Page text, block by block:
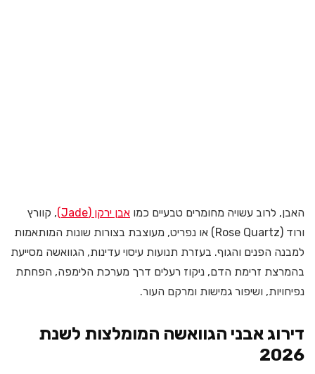
האבן, לרוב עשויה מחומרים טבעיים כמו אבן ירקן (Jade)
, קוורץ
ורוד (Rose Quartz) או נפריט, מעוצבת בצורות שונות המותאמות
למבנה הפנים והגוף. בעזרת תנועות עיסוי עדינות, הגוואשה מסייעת
בהמרצת זרימת הדם, ניקוז רעלים דרך מערכת הלימפה, הפחתת
נפיחויות, ושיפור גמישות ומרקם העור.
דירוג אבני הגוואשה המומלצות לשנת
2026